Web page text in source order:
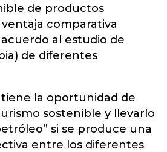
de productos
comparativa
al estudio de
de diferentes
la oportunidad de
sostenible y llevarlo
si se produce una
entre los diferentes